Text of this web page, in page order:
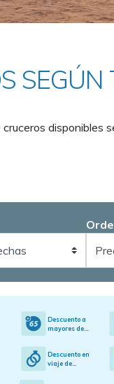
disponibles
Descuento a
mayores de...
Descuento en
viaje de...